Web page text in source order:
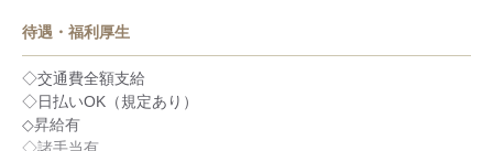
待遇・福利厚生
◇交通費全額支給
◇日払いOK（規定あり）
◇昇給有